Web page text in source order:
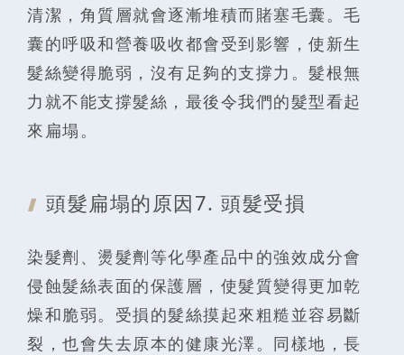
清潔，角質層就會逐漸堆積而賭塞毛囊。毛
囊的呼吸和營養吸收都會受到影響，使新生
髮絲變得脆弱，沒有足夠的支撐力。髮根無
力就不能支撐髮絲，最後令我們的髮型看起
來扁塌。
頭髮扁塌的原因7. 頭髮受損
染髮劑、燙髮劑等化學產品中的強效成分會
侵蝕髮絲表面的保護層，使髮質變得更加乾
燥和脆弱。受損的髮絲摸起來粗糙並容易斷
裂，也會失去原本的健康光澤。同樣地，長